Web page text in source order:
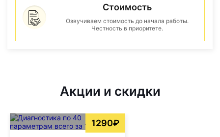
Стоимость
Озвучиваем стоимость до начала работы.
Честность в приоритете.
Акции и скидки
1290₽